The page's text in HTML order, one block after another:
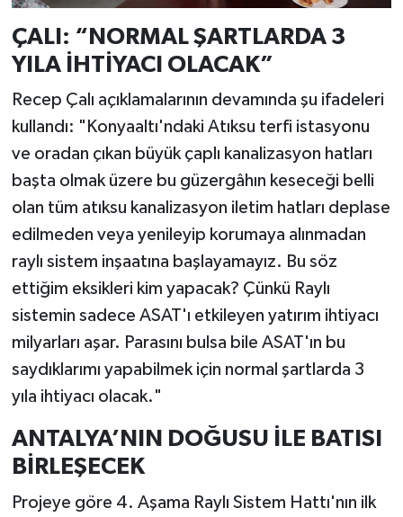
ÇALI: “NORMAL ŞARTLARDA 3
YILA İHTİYACI OLACAK”
Recep Çalı açıklamalarının devamında şu ifadeleri
kullandı: "Konyaaltı'ndaki Atıksu terfi istasyonu
ve oradan çıkan büyük çaplı kanalizasyon hatları
başta olmak üzere bu güzergâhın keseceği belli
olan tüm atıksu kanalizasyon iletim hatları deplase
edilmeden veya yenileyip korumaya alınmadan
raylı sistem inşaatına başlayamayız. Bu söz
ettiğim eksikleri kim yapacak? Çünkü Raylı
sistemin sadece ASAT'ı etkileyen yatırım ihtiyacı
milyarları aşar. Parasını bulsa bile ASAT'ın bu
saydıklarımı yapabilmek için normal şartlarda 3
yıla ihtiyacı olacak."
ANTALYA’NIN DOĞUSU İLE BATISI
BİRLEŞECEK
Projeye göre 4. Aşama Raylı Sistem Hattı'nın ilk